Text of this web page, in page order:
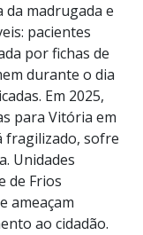
madrugada e
pacientes
por fichas de
durante o dia
Em 2025,
para Vitória em
fragilizado, sofre
Unidades
de Frios
ameaçam
ao cidadão.